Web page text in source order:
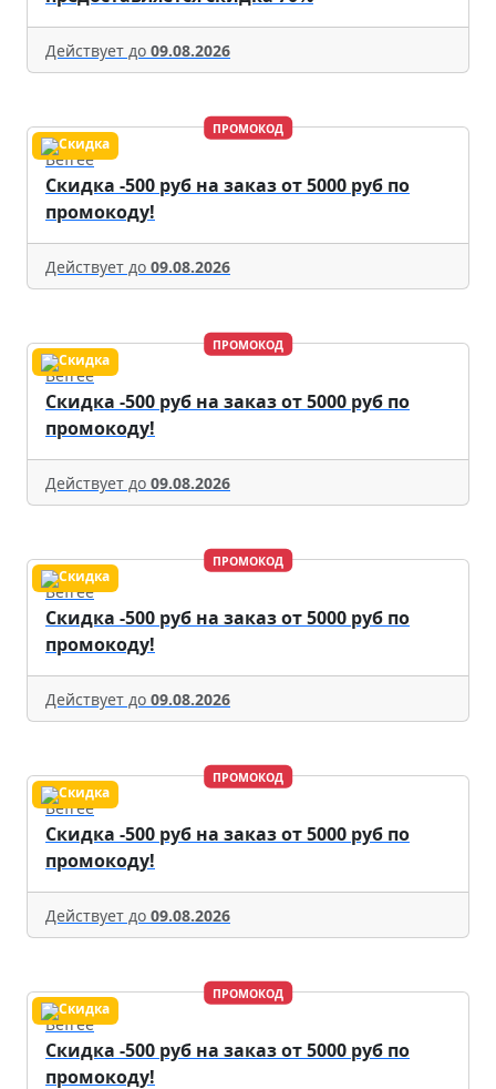
Действует до 09.08.2026
ПРОМОКОД
Befree
Скидка -500 руб на заказ от 5000 руб по
промокоду!
Действует до 09.08.2026
ПРОМОКОД
Befree
Скидка -500 руб на заказ от 5000 руб по
промокоду!
Действует до 09.08.2026
ПРОМОКОД
Befree
Скидка -500 руб на заказ от 5000 руб по
промокоду!
Действует до 09.08.2026
ПРОМОКОД
Befree
Скидка -500 руб на заказ от 5000 руб по
промокоду!
Действует до 09.08.2026
ПРОМОКОД
Befree
Скидка -500 руб на заказ от 5000 руб по
промокоду!